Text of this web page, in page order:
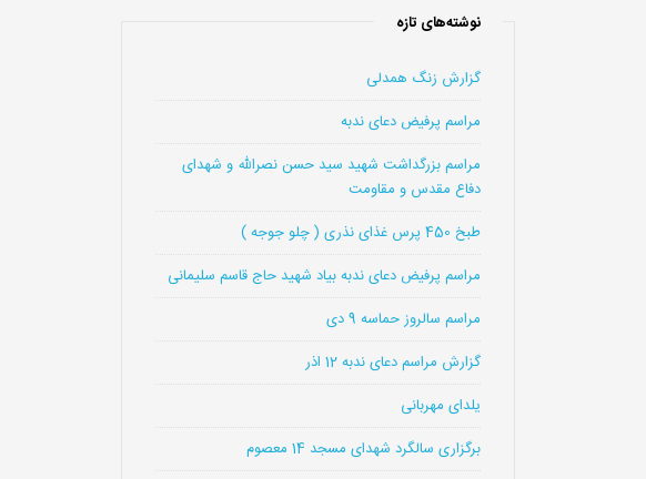
نوشته‌های تازه
گزارش زنگ همدلی
مراسم پرفیض دعای ندبه
مراسم بزرگداشت شهید سید حسن نصرالله و شهدای
دفاع مقدس و مقاومت
طبخ 450 پرس غذای نذری ( چلو جوجه )
مراسم پرفیض دعای ندبه بیاد شهید حاج قاسم سلیمانی
مراسم سالروز حماسه 9 دی
گزارش مراسم دعای ندبه 12 اذر
یلدای مهربانی
برگزاری سالگرد شهدای مسجد 14 معصوم